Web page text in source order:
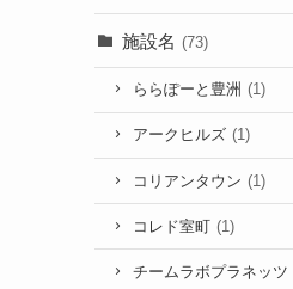
施設名 (73)
ららぽーと豊洲 (1)
アークヒルズ (1)
コリアンタウン (1)
コレド室町 (1)
チームラボプラネッツ